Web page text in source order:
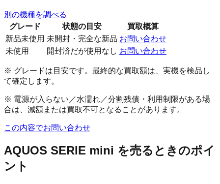
別の機種を調べる
グレード
状態の目安
買取概算
新品未使用 未開封・完全な新品 お問い合わせ
未使用
開封済だが使用なし お問い合わせ
※ グレードは目安です。最終的な買取額は、実機を検品し
て確定します。
※ 電源が入らない／水濡れ／分割残債・利用制限がある場
合は、減額または買取不可となることがあります。
この内容でお問い合わせ
AQUOS SERIE mini を売るときのポイ
ント